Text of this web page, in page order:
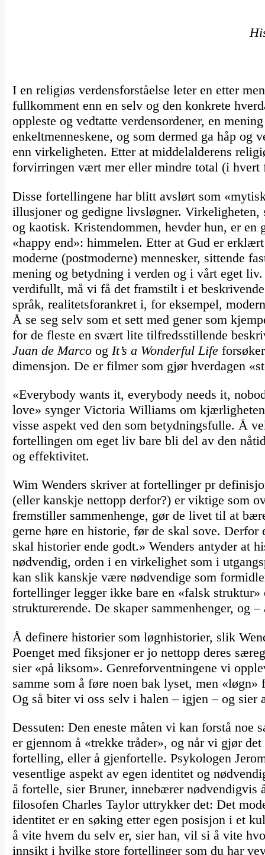
I en religiøs verdensforståelse leter en etter
fullkomment enn en selv og den konkrete
oppleste og vedtatte verdensordener, en
enkeltmenneskene, og som dermed ga håp og
enn virkeligheten. Etter at middelalderens
forvirringen vært mer eller mindre total (i
Disse fortellingene har blitt avslørt som
illusjoner og gedigne livsløgner. Virkeligheten,
og kaotisk. Kristendommen, hevder hun, er
«happy end»: himmelen. Etter at Gud er
moderne (postmoderne) mennesker, sittende
mening og betydning i verden og i vårt eget
verdifullt, må vi få det framstilt i et
språk, realitetsforankret i, for eksempel,
Å se seg selv som et sett med gener som
for de fleste en svært lite tilfredsstillende
Juan de Marcoog It’s a Wonderful Life
dimensjon. De er filmer som gjør hverdagen
«Everybody wants it, everybody needs it,
love» synger Victoria Williams om
visse aspekt ved den som betydningsfulle. Å
fortellingen om eget liv bare bli del av den
og effektivitet.
Wim Wenders skriver at fortellinger pr
(eller kanskje nettopp derfor?) er viktige som
fremstiller sammenhenge, gør de livet til at
gerne høre en historie, før de skal sove.
skal historier ende godt.» Wenders antyder at
nødvendig, orden i en virkelighet som i
kan slik kanskje være nødvendige som
fortellinger legger ikke bare en «falsk
strukturerende. De skaper sammenhenger, og
Å definere historier som løgnhistorier, slik
Poenget med fiksjoner er jo nettopp deres
sier «på liksom». Genreforventningene vi
samme som å føre noen bak lyset, men
Og så biter vi oss selv i halen – igjen – og
Dessuten: Den eneste måten vi kan forstå noe
er gjennom å «trekke tråder», og når vi gjør
fortelling, eller å gjenfortelle. Psykologen
vesentlige aspekt av egen identitet og
å fortelle, sier Bruner, innebærer nødvendigvis
filosofen Charles Taylor uttrykker det: Det
identitet er en søking etter egen posisjon i et
å vite hvem du selv er, sier han, vil si å vite
innsikt i hvilke store fortellinger som du har